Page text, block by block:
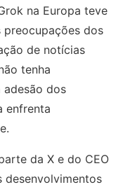
na Europa teve
preocupações dos
de notícias
tenha
adesão dos
enfrenta
da X e do CEO
desenvolvimentos